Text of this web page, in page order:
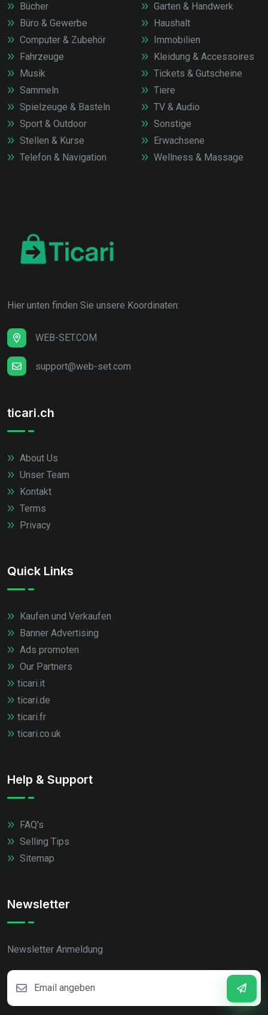
Bücher
Büro & Gewerbe
Computer & Zubehör
Fahrzeuge
Garten & Handwerk
Haushalt
Immobilien
Kleidung & Accessoires
Musik
Sammeln
Spielzeuge & Basteln
Sport & Outdoor
Stellen & Kurse
Telefon & Navigation
Tickets & Gutscheine
Tiere
TV & Audio
Sonstige
Erwachsene
Wellness & Massage
Hier unten finden Sie unsere Koordinaten:
WEB-SET.COM
support@web-set.com
ticari.ch
About Us
Unser Team
Kontakt
Terms
Privacy
Quick Links
Kaufen und Verkaufen
Banner Advertising
Ads promoten
Our Partners
ticari.it
ticari.de
ticari.fr
ticari.co.uk
Help & Support
FAQ's
Selling Tips
Sitemap
Newsletter
Newsletter Anmeldung